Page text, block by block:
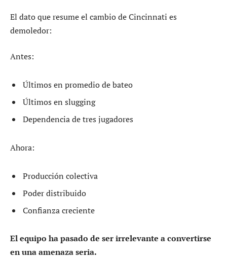
El dato que resume el cambio de Cincinnati es
demoledor:
Antes:
Últimos en promedio de bateo
Últimos en slugging
Dependencia de tres jugadores
Ahora:
Producción colectiva
Poder distribuido
Confianza creciente
El equipo ha pasado de ser irrelevante a convertirse
en una amenaza seria.